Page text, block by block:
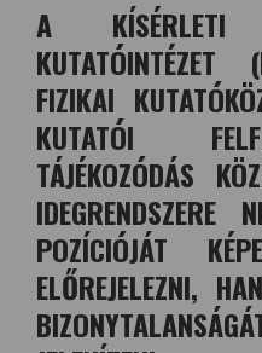
A KÍSÉRLETI
FIZIKAI
KUTATÓI
TÁJÉKOZÓDÁS
POZÍCIÓJÁT
ELŐREJELEZNI,